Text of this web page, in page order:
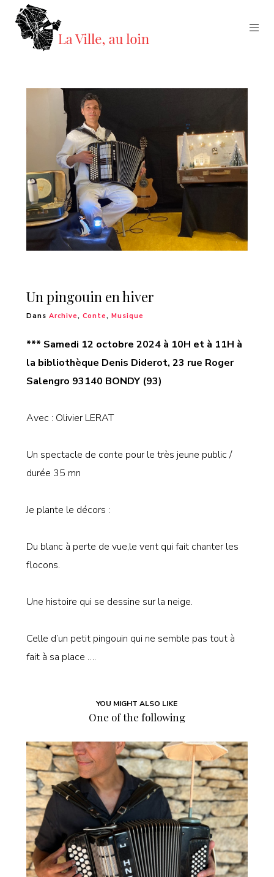
Un pingouin en hiver
Dans Archive, Conte, Musique
*** Samedi 12 octobre 2024 à 10H et à 11H à
la bibliothèque Denis Diderot, 23 rue Roger
Salengro 93140 BONDY (93)
Avec : Olivier LERAT
Un spectacle de conte pour le très jeune public /
durée 35 mn
Je plante le décors :
Du blanc à perte de vue,le vent qui fait chanter les
flocons.
Une histoire qui se dessine sur la neige.
Celle d’un petit pingouin qui ne semble pas tout à
fait à sa place ….
YOU MIGHT ALSO LIKE
One of the following